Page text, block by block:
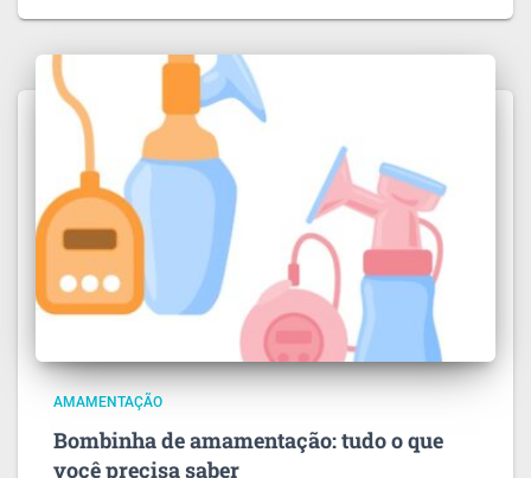
AMAMENTAÇÃO
Bombinha de amamentação: tudo o que
você precisa saber